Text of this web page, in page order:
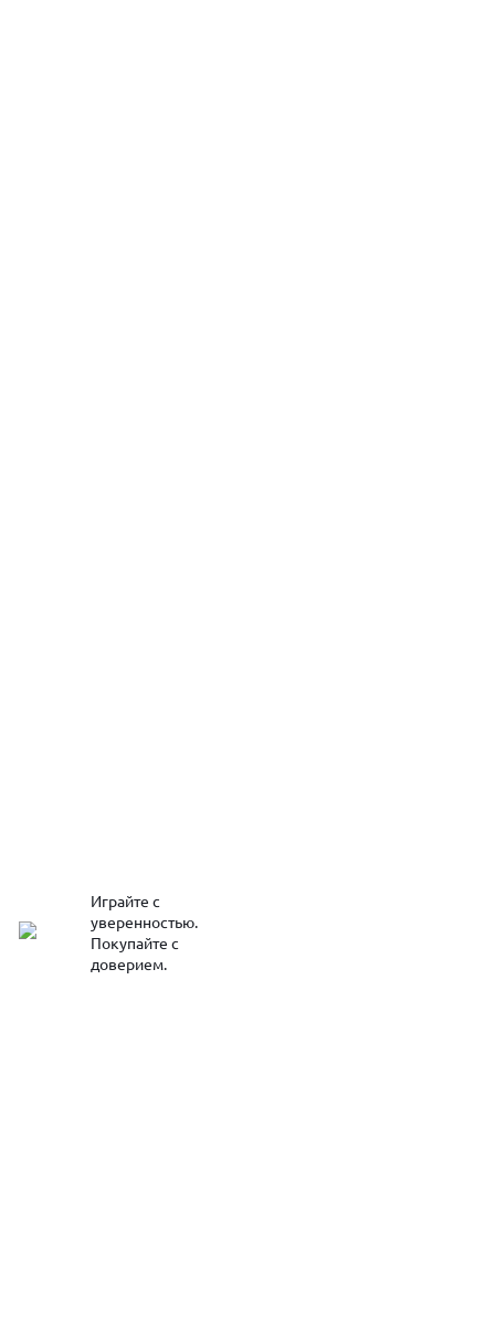
Играйте с
уверенностью.
Покупайте с
доверием.